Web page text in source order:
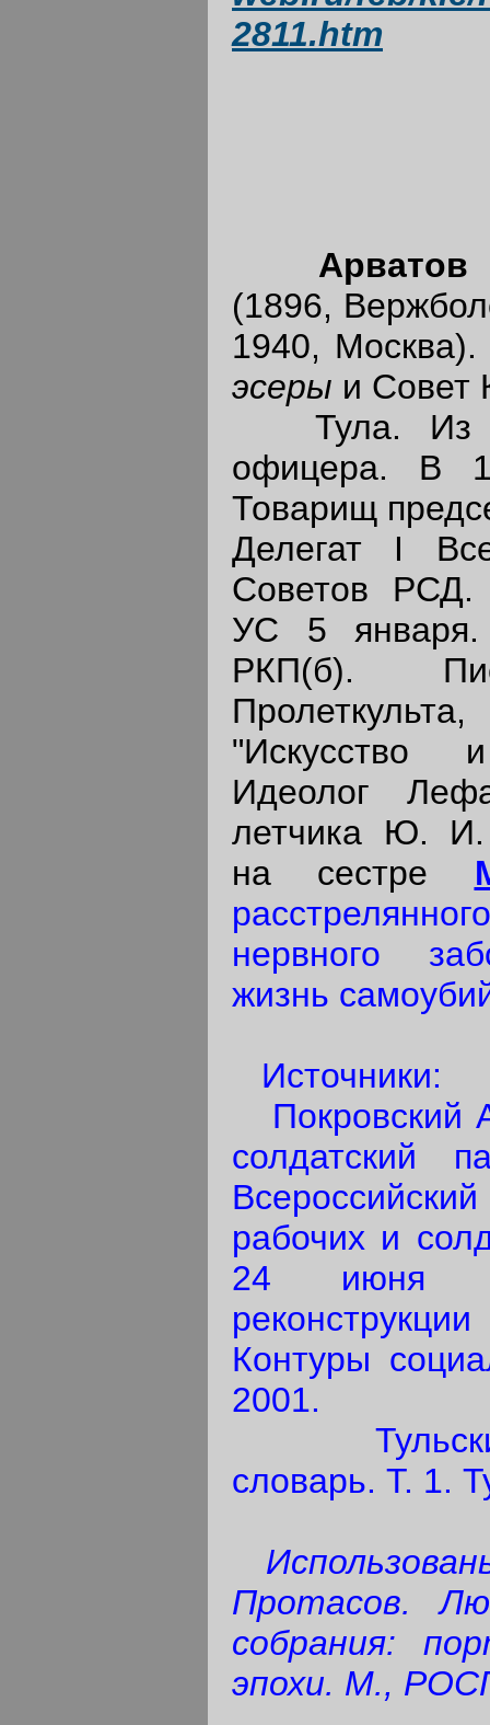
2811.htm
Арватов
(1896,
1940, Москва).
эсеры и Совет
Тула. Из
офицера. В
Товарищ
Делегат I
Советов РСД.
УС 5
РКП(б).
"Искусство
Идеолог
летчика Ю. И.
на сестре
нервного
жизнь
Источники:
Покровский
солдатский
рабочих и
24 июня
Контуры
2001.
Тульский
словарь. Т. 1.
Протасов.
собрания:
эпохи. М.,